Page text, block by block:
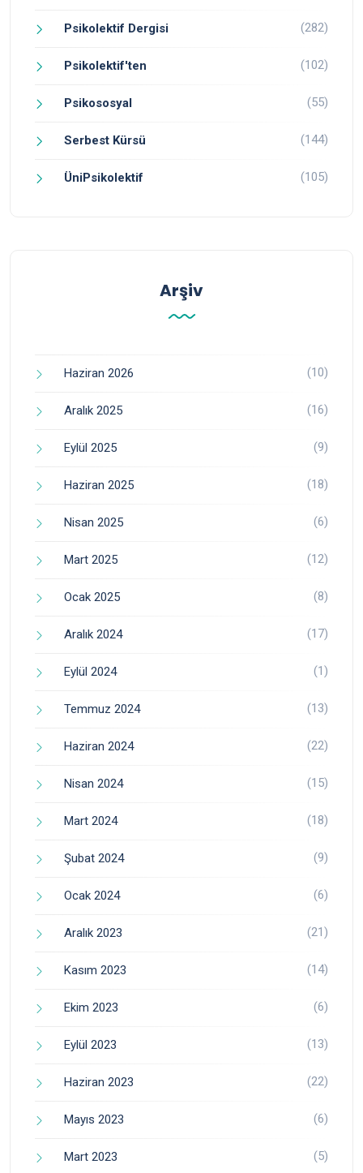
Psikolektif Dergisi (282)
Psikolektif'ten (102)
Psikososyal (55)
Serbest Kürsü (144)
ÜniPsikolektif (105)
Arşiv
Haziran 2026 (10)
Aralık 2025 (16)
Eylül 2025 (9)
Haziran 2025 (18)
Nisan 2025 (6)
Mart 2025 (12)
Ocak 2025 (8)
Aralık 2024 (17)
Eylül 2024 (1)
Temmuz 2024 (13)
Haziran 2024 (22)
Nisan 2024 (15)
Mart 2024 (18)
Şubat 2024 (9)
Ocak 2024 (6)
Aralık 2023 (21)
Kasım 2023 (14)
Ekim 2023 (6)
Eylül 2023 (13)
Haziran 2023 (22)
Mayıs 2023 (6)
Mart 2023 (5)